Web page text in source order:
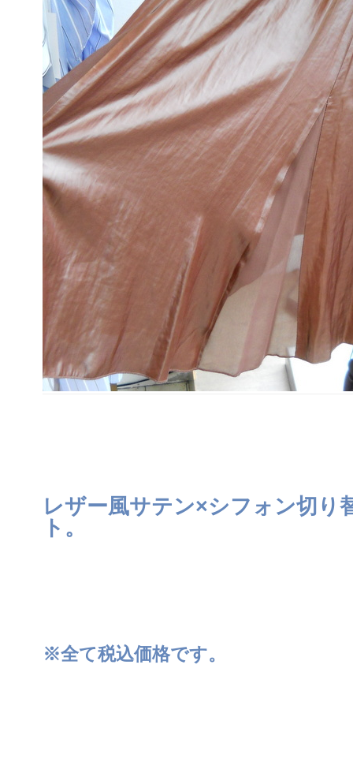
レザー風サテン×シフォン切り
ト。
※全て税込価格です。